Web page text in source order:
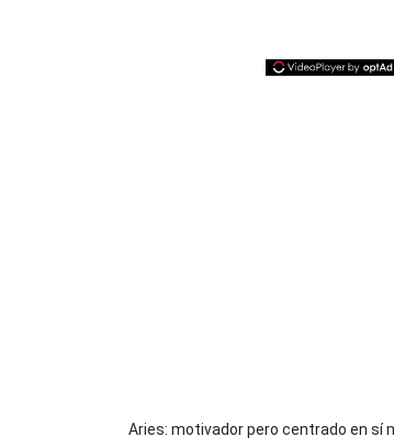
Aries: motivador pero centrado en sí